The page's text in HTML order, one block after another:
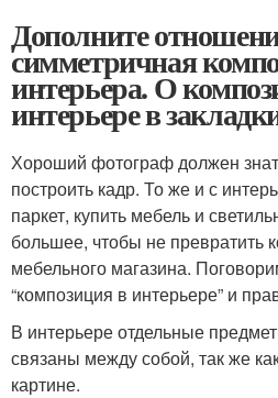
Дополните
симметричная
интерьера. О
интерьере в
Хороший фотограф должен
построить кадр. То же и с
паркет, купить мебель и
большее, чтобы не превратить
мебельного магазина.
“композиция в интерьере” и
В интерьере отдельные
связаны между собой, так же
картине.